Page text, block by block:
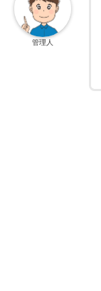
管理人